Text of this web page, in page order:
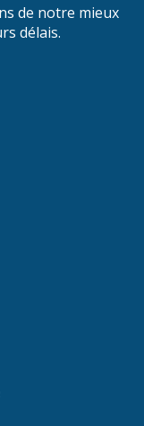
de notre mieux
délais.